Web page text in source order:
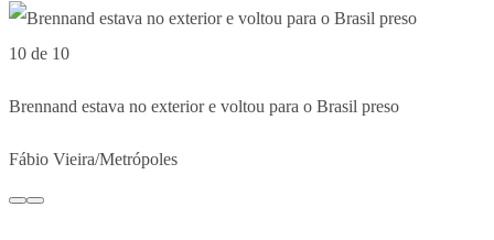
10 de 10
Brennand estava no exterior e voltou para o Brasil preso
Fábio Vieira/Metrópoles